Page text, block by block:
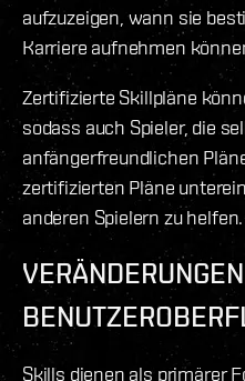
aufzuzeigen, wann sie
Karriere aufnehmen
Zertifizierte Skillpläne
sodass auch Spieler, die
anfängerfreundlichen
zertifizierten Pläne
anderen Spielern zu helfen.
Skills dienen als primärer